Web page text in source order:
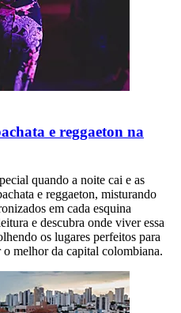
e reggaeton na
quando a noite cai e as
e reggaeton, misturando
em cada esquina
e descubra onde viver essa
os lugares perfeitos para
melhor da capital colombiana.